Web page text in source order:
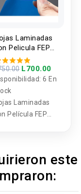
Laminadas
Pelicula FEP
Impresora 3D
Resina
140 x
L700.00
6 En
Laminadas
Película FEP
mm Paquete
5 hojas y
en
este